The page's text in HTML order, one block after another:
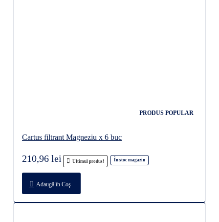
PRODUS POPULAR
Cartus filtrant Magneziu x 6 buc
Ultimul produs! În stoc magazin
210,96 lei
Adaugă în Coş